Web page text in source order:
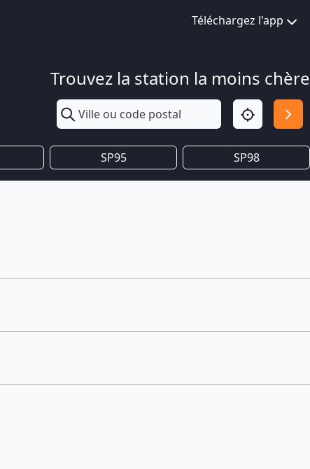
Téléchargez l'app
Trouvez la station la moins chère
SP95 SP98